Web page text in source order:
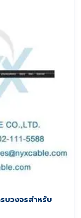
บวงจรสำหรับ